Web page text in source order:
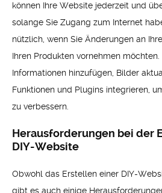
können Ihre Website jederzeit und
solange Sie Zugang zum Internet
nützlich, wenn Sie Änderungen an
Ihren Produkten vornehmen möchten.
Informationen hinzufügen, Bilder
Funktionen und Plugins integrieren,
zu verbessern.
Herausforderungen bei der
DIY-Website
Obwohl das Erstellen einer DIY-
gibt es auch einige